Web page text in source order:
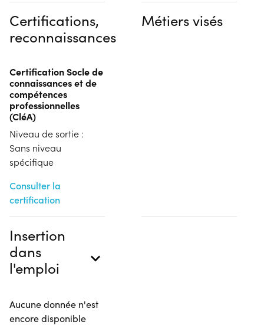
Certifications,
reconnaissances
Certification Socle de
connaissances et de
compétences
professionnelles
(CléA)
Niveau de sortie :
Sans niveau
spécifique
Consulter la
certification
Métiers visés
Insertion
dans
l'emploi
Aucune donnée n'est
encore disponible